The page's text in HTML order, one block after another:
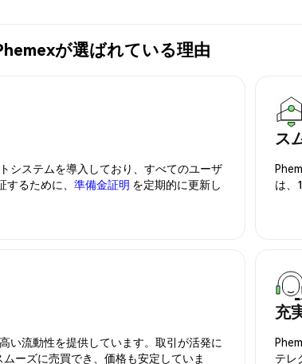
が選ばれている理由
システムを導入しており、すべてのユーザ
るために、 準備金証明 を定期的に更新し
ス
は、
い流動性を提供しています。取引が活発に
ーズに売買でき、価格も安定していま
充
テレ